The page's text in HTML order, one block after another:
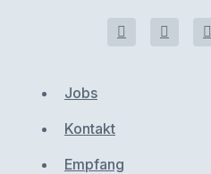
Jobs
Kontakt
Empfang